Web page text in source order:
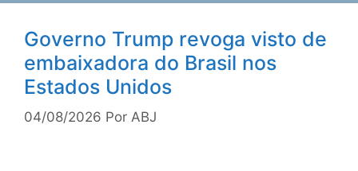
Governo Trump revoga visto de
embaixadora do Brasil nos
Estados Unidos
04/08/2026 Por ABJ